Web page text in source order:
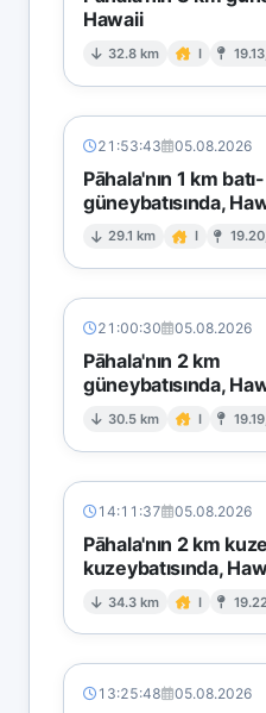
Hawaii
32.8 km I
21:53:43 05.08.2026
Pāhala'nın 1 km batı-
güneybatısında,
29.1 km I
21:00:30 05.08.2026
Pāhala'nın 2 km
güneybatısında,
30.5 km I
14:11:37 05.08.2026
Pāhala'nın 2 km
kuzeybatısında,
34.3 km I
13:25:48 05.08.2026